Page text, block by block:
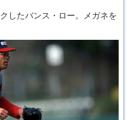
したバンス・ロー。メガネを